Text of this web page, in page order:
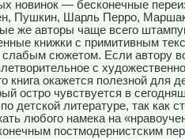
новинок — бесконечные
Пушкин, Шарль Перро,
же авторы чаще всего
книжки с примитивным
сюжетом. Если автору
с
книга окажется полезной для
остро чувствуется в
детской литературе, так как
любого намека на
постмодернистским